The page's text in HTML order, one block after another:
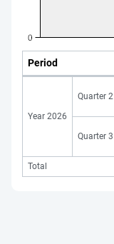
Period
Year 2026
Quarter 2
Quarter 3
Total